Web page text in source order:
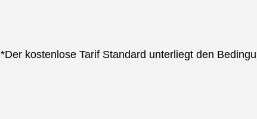
*Der kostenlose Tarif Standard unterliegt den